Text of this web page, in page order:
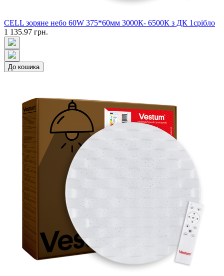
CELL зоряне небо 60W 375*60мм 3000К- 6500К з ДК 1срібло
1 135.97 грн.
До кошика